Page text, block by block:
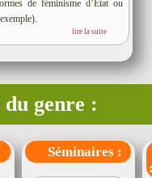
de féminisme d’État ou
lire la suite
genre :
Séminaires :